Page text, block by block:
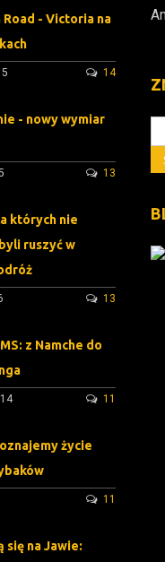
Road - Victoria na
14
- nowy wymiar
13
których nie
ruszyć w
13
z Namche do
11
życie
11
się na Jawie: